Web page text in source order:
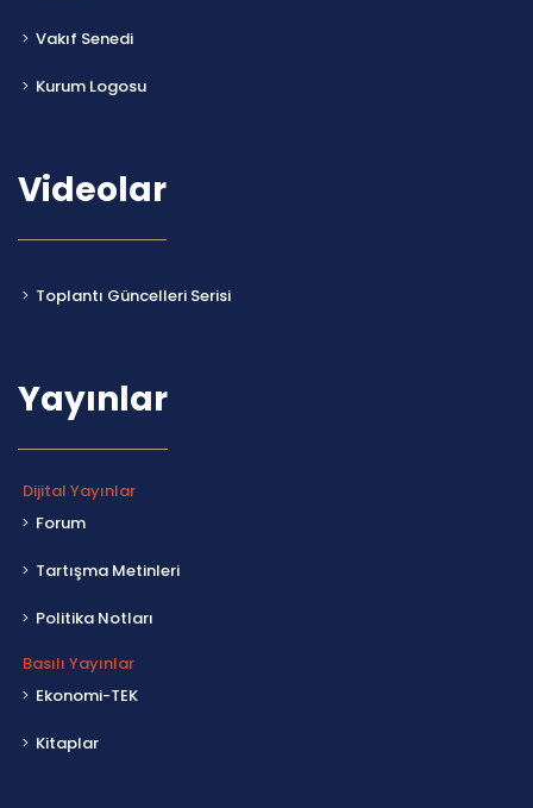
Vakıf Senedi
Kurum Logosu
Videolar
Toplantı Güncelleri Serisi
Yayınlar
Dijital Yayınlar
Forum
Tartışma Metinleri
Politika Notları
Basılı Yayınlar
Ekonomi-TEK
Kitaplar